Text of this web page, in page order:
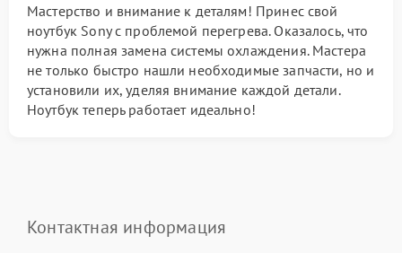
Мастерство и внимание к деталям! Принес свой
ноутбук Sony с проблемой перегрева. Оказалось, что
нужна полная замена системы охлаждения. Мастера
не только быстро нашли необходимые запчасти, но и
установили их, уделяя внимание каждой детали.
Ноутбук теперь работает идеально!
Контактная информация